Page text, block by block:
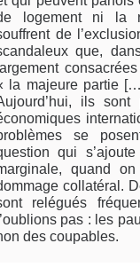
logement ni la
de
que,
la majeure partie
ils
se
qui
quand
collatéral.
relégués
pas : les
des coupables.